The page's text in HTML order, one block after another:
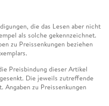
die das Lesen aber nicht
als solche gekennzeichnet.
zu Preissenkungen beziehen
Preisbindung dieser Artikel
Die jeweils zutreffende
zu Preissenkungen